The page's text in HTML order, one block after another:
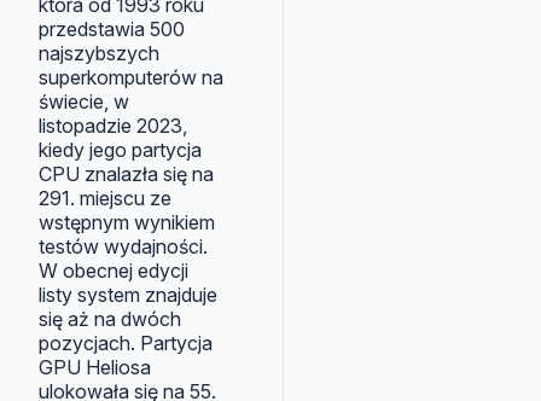
która od 1993 roku
przedstawia 500
najszybszych
superkomputerów na
świecie, w
listopadzie 2023,
kiedy jego partycja
CPU znalazła się na
291. miejscu ze
wstępnym wynikiem
testów wydajności.
W obecnej edycji
listy system znajduje
się aż na dwóch
pozycjach. Partycja
GPU Heliosa
ulokowała się na 55.